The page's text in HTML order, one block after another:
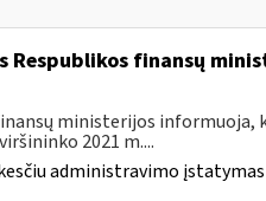
Respublikos finansų
ministerijos informuoja,
2021 m....
administravimo įstatymas